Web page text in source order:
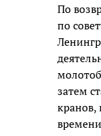
По
по
затем
кранов,